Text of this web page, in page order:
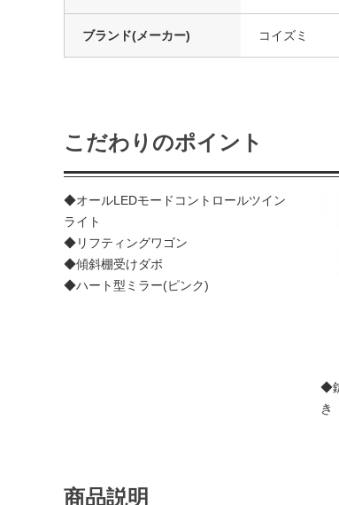
ブランド(メーカー) コイズミ
こだわりのポイント
◆オールLEDモードコントロールツイン
ライト
◆リフティングワゴン
◆傾斜棚受けダボ
◆ハート型ミラー(ピンク)
◆
き
商品説明